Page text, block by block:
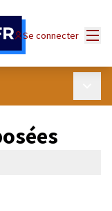
Se connecter